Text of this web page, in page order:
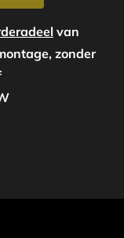
van
zonder